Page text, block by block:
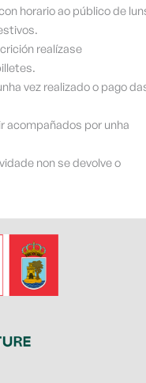
horario ao público de
realízase
vez realizado o pago
acompañados por unha
non se devolve o